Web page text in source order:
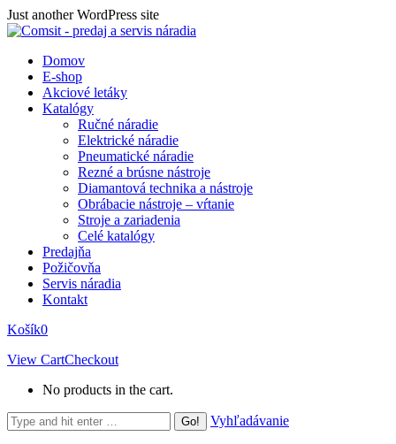
Skip
to
Just another WordPress site
Domov
E-shop
Akciové letáky
Katalógy
Ručné náradie
Elektrické náradie
Pneumatické náradie
Rezné a brúsne nástroje
Diamantová technika a nástroje
Obrábacie nástroje – vŕtanie
Stroje a zariadenia
Celé katalógy
Predajňa
Požičovňa
Servis náradia
Kontakt
Košík0
View CartCheckout
No products in the cart.
Search:
Vyhľadávanie